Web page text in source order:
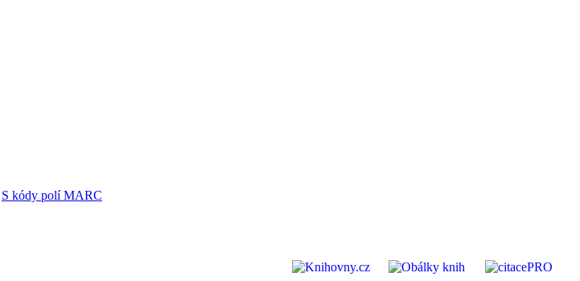
S kódy polí MARC